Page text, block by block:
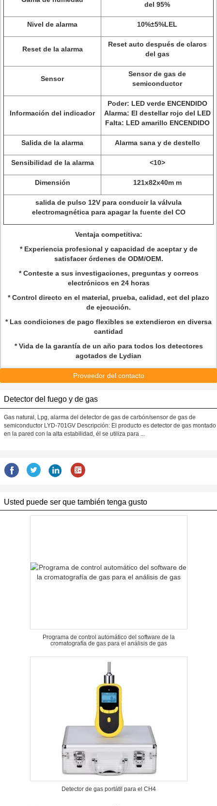
del 95%
Nivel de alarma 10%±5%LEL
Reset de la alarma
Reset auto después de claros
del gas
Sensor
Sensor de gas de
semiconductor
Información del indicador
Poder: LED verde ENCENDIDO
Alarma: El destellar rojo del LED
Falta: LED amarillo ENCENDIDO
Salida de la alarma Alarma sana y de destello
Sensibilidad de la alarma <10>
Dimensión 121x82x40m m
salida de pulso 12V para conducir la válvula
electromagnética para apagar la fuente del CO
Ventaja competitiva:
* Experiencia profesional y capacidad de aceptar y de
satisfacer órdenes de ODM/OEM.
* Conteste a sus investigaciones, preguntas y correos
electrónicos en 24 horas
* Control directo en el material, prueba, calidad, ect del plazo
de ejecución.
* Las condiciones de pago flexibles se extendieron en diversa
cantidad
* Vida de la garantía de un año para todos los detectores
agotados de Lydian
Proveedor del contacto
Detector del fuego y de gas
Gas natural, Lpg, alarma del detector de gas de carbón/sensor de gas de
semiconductor LYD-701GV Descripción: El producto es detector de gas montado
en la pared con la alta estabilidad, él se utiliza para ...
Usted puede ser que también tenga gusto
Programa de control automático del software de la
cromatografía de gas para el análisis de gas
Detector de gas portátil para el CH4